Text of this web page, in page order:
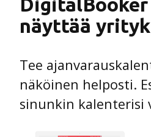
näyttää
Tee
näköinen helposti.
sinunkin kalenterisi